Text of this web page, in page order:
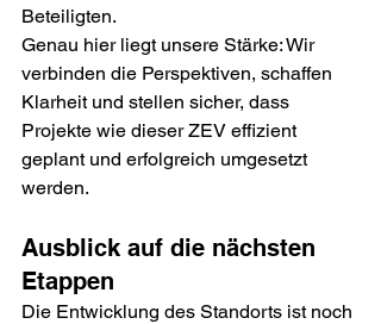
Beteiligten.
Genau hier liegt unsere Stärke: Wir
verbinden die Perspektiven, schaffen
Klarheit und stellen sicher, dass
Projekte wie dieser ZEV effizient
geplant und erfolgreich umgesetzt
werden.
Ausblick auf die nächsten
Etappen
Die Entwicklung des Standorts ist noch